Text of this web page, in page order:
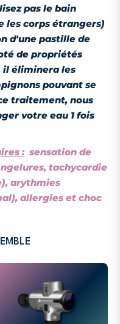
pas le bain
les corps étrangers)
d'une pastille de
de propriétés
il éliminera les
pouvant se
traitement, nous
votre eau 1 fois
:sensation de
tachycardie
arythmies
allergies et choc